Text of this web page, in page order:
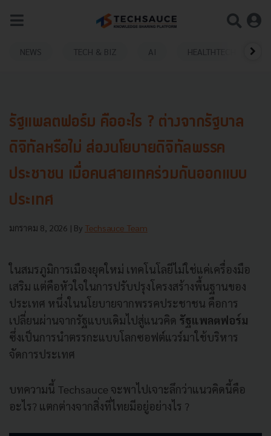
NEWS TECH & BIZ AI HEALTHTECH
รัฐแพลตฟอร์ม คืออะไร ? ต่างจากรัฐบาล
ดิจิทัลหรือไม่ ส่องนโยบายดิจิทัลพรรค
ประชาชน เมื่อคนสายเทคร่วมกันออกแบบ
ประเทศ
มกราคม 8, 2026 | By Techsauce Team
ในสมรภูมิการเมืองยุคใหม่ เทคโนโลยีไม่ใช่แค่เครื่องมือ
เสริม แต่คือหัวใจในการปรับปรุงโครงสร้างพื้นฐานของ
ประเทศ หนึ่งในนโยบายจากพรรคประชาชน คือการ
เปลี่ยนผ่านจากรัฐแบบเดิมไปสู่แนวคิด รัฐแพลตฟอร์ม
ซึ่งเป็นการนำตรรกะแบบโลกซอฟต์แวร์มาใช้บริหาร
จัดการประเทศ
บทความนี้ Techsauce จะพาไปเจาะลึกว่าแนวคิดนี้คือ
อะไร? แตกต่างจากสิ่งที่ไทยมีอยู่อย่างไร ?